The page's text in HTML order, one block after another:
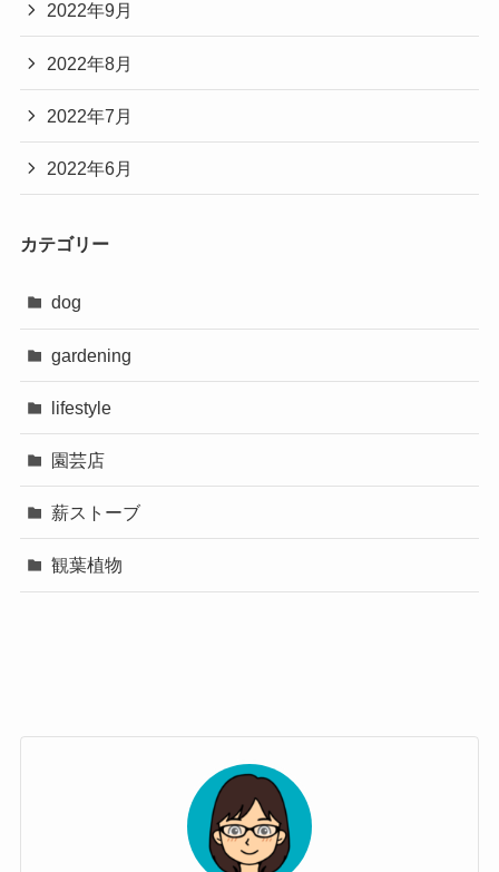
2022年9月
2022年8月
2022年7月
2022年6月
カテゴリー
dog
gardening
lifestyle
園芸店
薪ストーブ
観葉植物